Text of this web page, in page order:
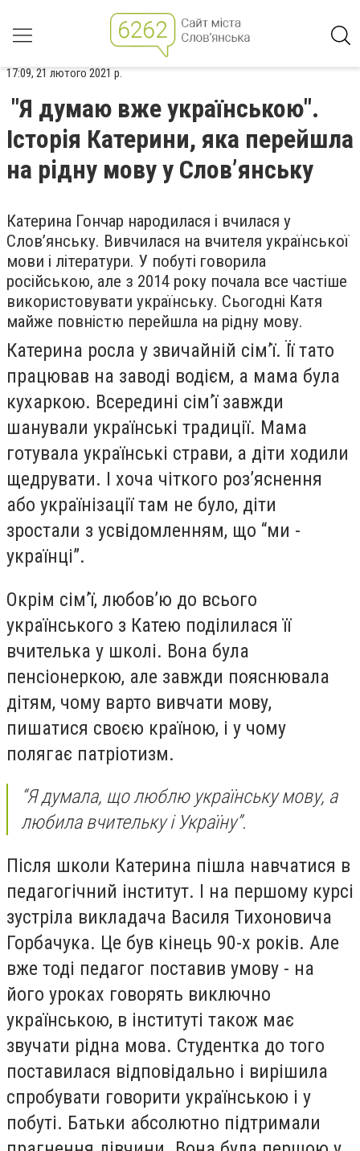
17:09, 21 лютого 2021 р.
"Я думаю вже українською".
Історія Катерини, яка перейшла
на рідну мову у Слов’янську
Катерина Гончар народилася і вчилася у
Слов’янську. Вивчилася на вчителя української
мови і літератури. У побуті говорила
російською, але з 2014 року почала все частіше
використовувати українську. Сьогодні Катя
майже повністю перейшла на рідну мову.
Катерина росла у звичайній сім’ї. Її тато
працював на заводі водієм, а мама була
кухаркою. Всередині сім’ї завжди
шанували українські традиції. Мама
готувала українські страви, а діти ходили
щедрувати. І хоча чіткого роз’яснення
або українізації там не було, діти
зростали з усвідомленням, що “ми -
українці”.
Окрім сім’ї, любов’ю до всього
українського з Катею поділилася її
вчителька у школі. Вона була
пенсіонеркою, але завжди пояснювала
дітям, чому варто вивчати мову,
пишатися своєю країною, і у чому
полягає патріотизм.
“Я думала, що люблю українську мову, а
любила вчительку і Україну”.
Після школи Катерина пішла навчатися в
педагогічний інститут. І на першому курсі
зустріла викладача Василя Тихоновича
Горбачука. Це був кінець 90-х років. Але
вже тоді педагог поставив умову - на
його уроках говорять виключно
українською, в інституті також має
звучати рідна мова. Студентка до того
поставилася відповідально і вирішила
спробувати говорити українською і у
побуті. Батьки абсолютно підтримали